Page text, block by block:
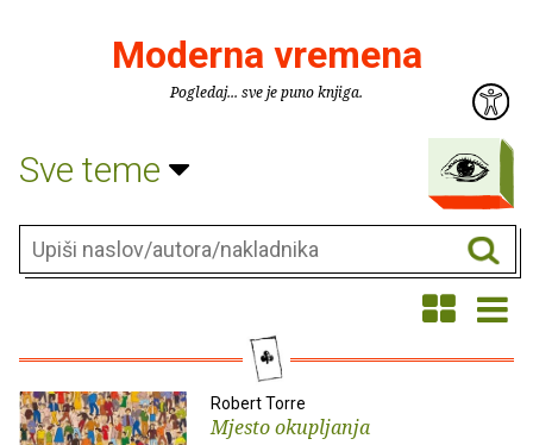
Moderna vremena
Pogledaj... sve je puno knjiga.
Sve teme
Robert Torre
Mjesto okupljanja